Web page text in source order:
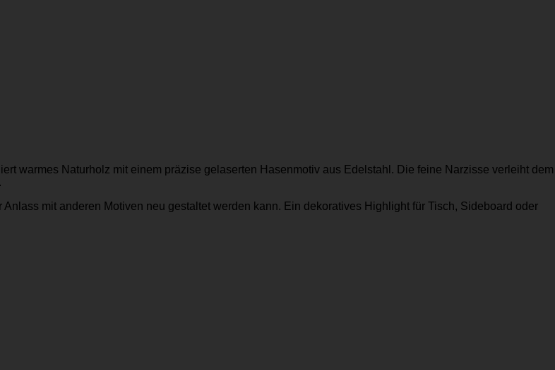
warmes Naturholz mit einem präzise gelaserten Hasenmotiv aus Edelstahl. Die feine Narzisse verleiht dem
mit anderen Motiven neu gestaltet werden kann. Ein dekoratives Highlight für Tisch, Sideboard oder